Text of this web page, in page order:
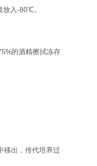
入-80℃。
的酒精擦拭冻存
移出，传代培养过